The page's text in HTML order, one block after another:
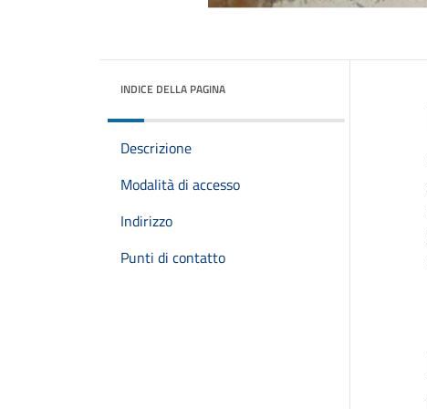
INDICE DELLA PAGINA
Descrizione
Modalità di accesso
Indirizzo
Punti di contatto